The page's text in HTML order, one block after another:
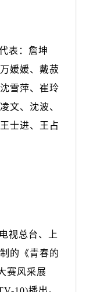
表：詹坤
媛媛、戴菽
雪萍、崔玲
文、沈波、
士进、王占
视总台、上
的《青春的
赛风采展